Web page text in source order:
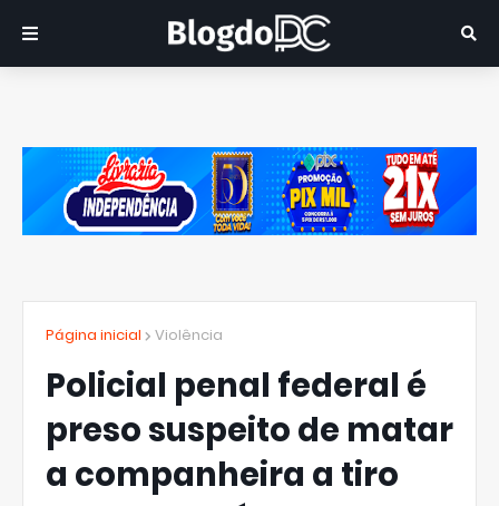
Página inicial Violência
Policial penal federal é
preso suspeito de matar
a companheira a tiro